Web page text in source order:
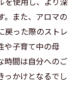
。また、アロマの
戻った際のストレ
や子育て中の母
時間は自分へのご
っかけとなるでし